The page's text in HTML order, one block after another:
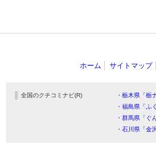
ホーム サイトマップ
全国のクチコミナビ(R) ・栃木県「栃
・福島県「ふ
・群馬県「ぐ
・石川県「金